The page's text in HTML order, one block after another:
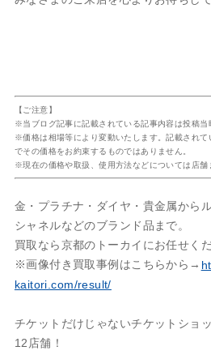
【ご注意】
※当ブログ記事に記載されている記事内容は投稿当
※価格は相場等により変動いたします。記載され
でその価格をお約束するものではありません。
※現在の価格や取扱、使用方法などについては店舗
金・プラチナ・ダイヤ・貴金属から
シャネルなどのブランド品まで。
買取なら京都のトーカイにお任せくだ
※画像付き買取事例はこちらから→
kaitori.com/result/
チケットだけじゃないチケットショ
12店舗！